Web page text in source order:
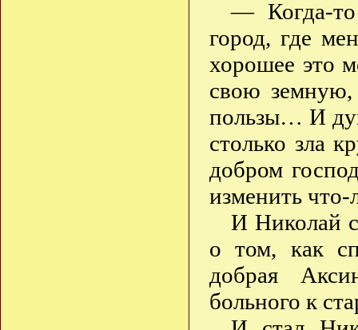
— Когда-
город, где
хорошее это
свою земную,
пользы… И
столько зла
добром
изменить
И Николай
о том, как
добрая
больного к